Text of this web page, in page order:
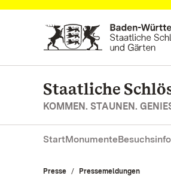
Zum Hauptinhalt springen
Staatliche
KOMMEN. STAUNEN.
StartMonumente
Presse Pressemeldungen